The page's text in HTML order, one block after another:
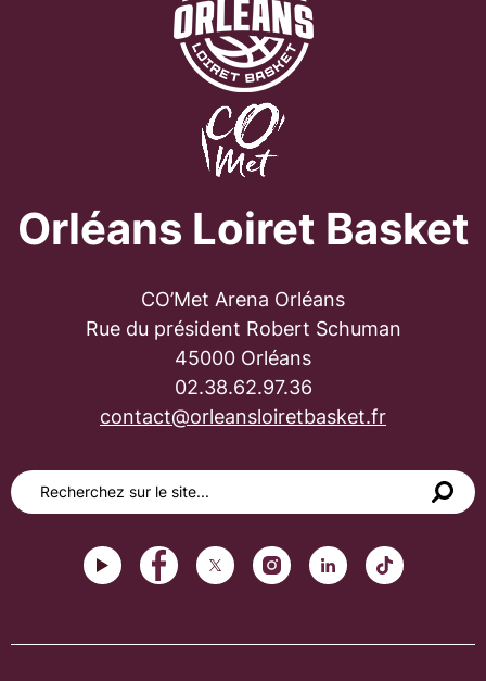
Orléans Loiret Basket
CO’Met Arena Orléans
Rue du président Robert Schuman
45000 Orléans
02.38.62.97.36
contact@orleansloiretbasket.fr